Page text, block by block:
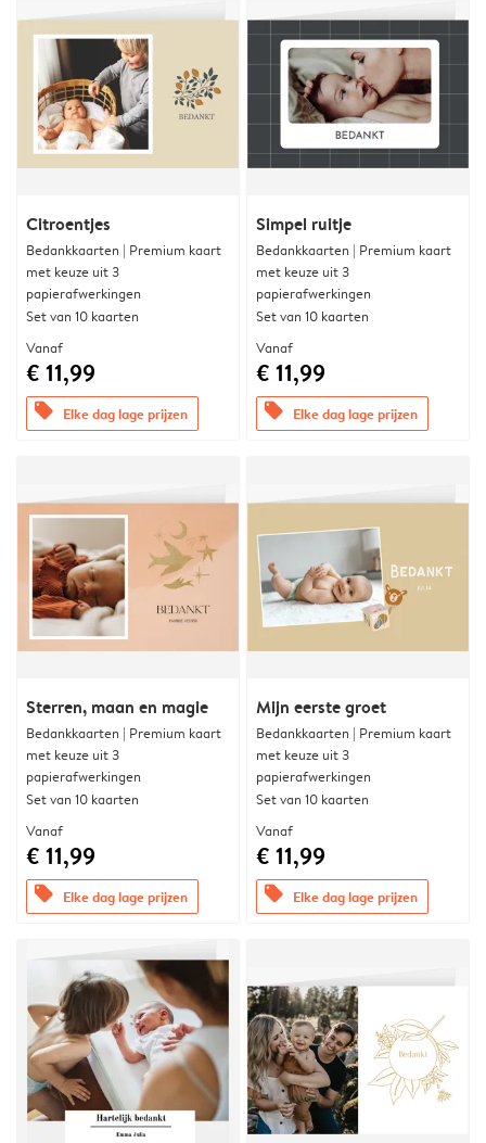
Citroentjes
Bedankkaarten | Premium kaart
met keuze uit 3
papierafwerkingen
Set van 10 kaarten
Vanaf
€ 11,99
offers Elke dag lage prijzen
Simpel ruitje
Bedankkaarten | Premium kaart
met keuze uit 3
papierafwerkingen
Set van 10 kaarten
Vanaf
€ 11,99
offers Elke dag lage prijzen
Sterren, maan en magie
Bedankkaarten | Premium kaart
met keuze uit 3
papierafwerkingen
Set van 10 kaarten
Vanaf
€ 11,99
offers Elke dag lage prijzen
Mijn eerste groet
Bedankkaarten | Premium kaart
met keuze uit 3
papierafwerkingen
Set van 10 kaarten
Vanaf
€ 11,99
offers Elke dag lage prijzen